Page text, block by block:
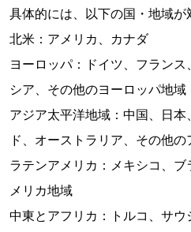
具体的には、以下の国・地域が
北米：アメリカ、カナダ
ヨーロッパ：ドイツ、フラン
シア、その他のヨーロッパ地域
アジア太平洋地域：中国、日
ド、オーストラリア、その他
ラテンアメリカ：メキシコ、
メリカ地域
中東とアフリカ：トルコ、サ